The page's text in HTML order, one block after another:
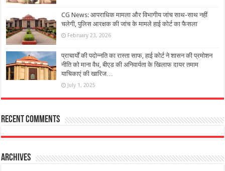
CG News: आपराधिक मामला और विभागीय जांच साथ-साथ नहीं
चलेगी, पुलिस आरक्षक की जांच के मामले हाई कोर्ट का फैसला
February 23, 2026
प्राचार्यों की पदोन्नति का रास्ता साफ, हाई कोर्ट ने शासन की प्रमोशन
नीति को माना वैध, बीएड की अनिवार्यता के खिलाफ दायर तमाम
याचिकाएं की खारिज…
July 1, 2025
Recent Comments
Archives